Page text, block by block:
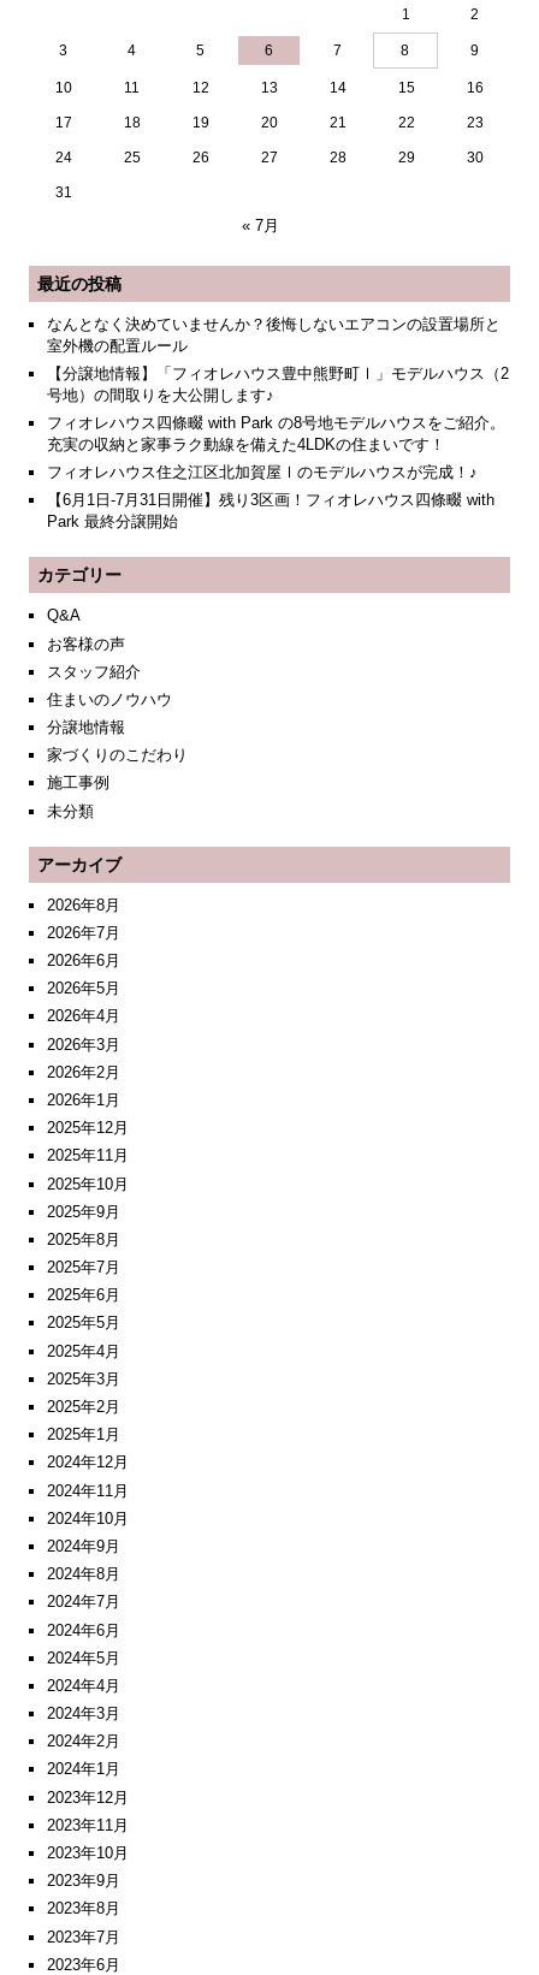
1 2
3 4 5 6 7 8 9
10 11 12 13 14 15 16
17 18 19 20 21 22 23
24 25 26 27 28 29 30
31
« 7月
最近の投稿
なんとなく決めていませんか？後悔しないエアコンの設置場所と
室外機の配置ルール
【分譲地情報】「フィオレハウス豊中熊野町Ⅰ」モデルハウス（2
号地）の間取りを大公開します♪
フィオレハウス四條畷 with Park の8号地モデルハウスをご紹介。
充実の収納と家事ラク動線を備えた4LDKの住まいです！
フィオレハウス住之江区北加賀屋Ⅰのモデルハウスが完成！♪
【6月1日-7月31日開催】残り3区画！フィオレハウス四條畷 with
Park 最終分譲開始
カテゴリー
Q&A
お客様の声
スタッフ紹介
住まいのノウハウ
分譲地情報
家づくりのこだわり
施工事例
未分類
アーカイブ
2026年8月
2026年7月
2026年6月
2026年5月
2026年4月
2026年3月
2026年2月
2026年1月
2025年12月
2025年11月
2025年10月
2025年9月
2025年8月
2025年7月
2025年6月
2025年5月
2025年4月
2025年3月
2025年2月
2025年1月
2024年12月
2024年11月
2024年10月
2024年9月
2024年8月
2024年7月
2024年6月
2024年5月
2024年4月
2024年3月
2024年2月
2024年1月
2023年12月
2023年11月
2023年10月
2023年9月
2023年8月
2023年7月
2023年6月